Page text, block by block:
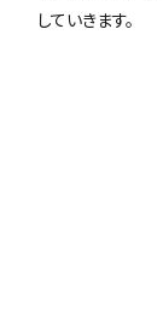
していきます。